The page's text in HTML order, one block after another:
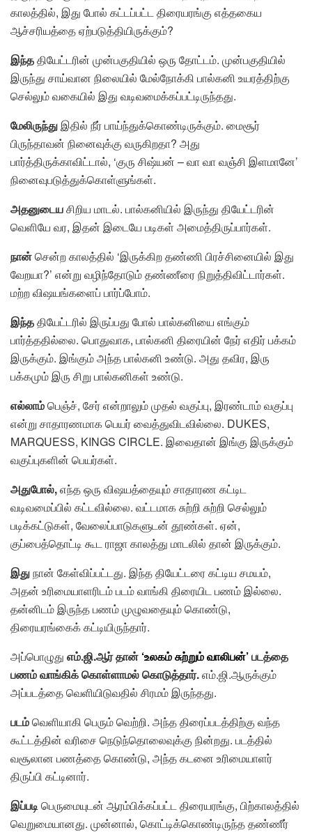
காலத்தில், இது போல் கட்டப்பட்ட திரையரங்கு எத்தகைய
ஆச்சரியத்தை ஏற்படுத்தியிருக்கும்?
இந்ததியேட்டரின் முன்பகுதியில் ஒரு தோட்டம். முன்பகுதியில்
இருந்து சாய்வான நிலையில் மேல்நோக்கி பால்கனி உயரத்திற்கு
செல்லும் வகையில் இது வடிவமைக்கப்பட்டிருந்தது.
மேலிருந்துஇதில் நீர் பாய்ந்துக்கொண்டிருக்கும். மைசூர்
பிருந்தாவன் நினைவுக்கு வருகிறதா? அது
பார்த்திருக்காவிட்டால், ‘குரு சிஷ்யன் – வா வா வஞ்சி இளமானே’
நினைவுபடுத்துக்கொள்ளுங்கள்.
அதனுடையசிறிய மாடல். பால்கனியில் இருந்து தியேட்டரின்
வெளியே வர, இதன் இடையே படிகள் அமைத்திருப்பார்கள்.
நான்சென்ற காலத்தில் ‘இருக்கிற தண்ணி பிரச்சினையில் இது
வேறயா?’ என்று வழிந்தோடும் தண்ணீரை நிறுத்திவிட்டார்கள்.
மற்ற விஷயங்களைப் பார்ப்போம்.
இந்ததியேட்டரில் இருப்பது போல் பால்கனியை எங்கும்
பார்த்ததில்லை. பொதுவாக, பால்கனி திரையின் நேர் எதிர் பக்கம்
இருக்கும். இங்கும் அந்த பால்கனி உண்டு. அது தவிர, இரு
பக்கமும் இரு சிறு பால்கனிகள் உண்டு.
எல்லாம்பெஞ்ச், சேர் என்றாலும் முதல் வகுப்பு, இரண்டாம் வகுப்பு
என்று சாதாரணமாக பெயர் வைத்துவிடவில்லை. DUKES,
MARQUESS, KINGS CIRCLE. இவைதான் இங்கு இருக்கும்
வகுப்புகளின் பெயர்கள்.
அதுபோல்,எந்த ஒரு விஷயத்தையும் சாதாரண கட்டிட
வடிவமைப்பில் கட்டவில்லை. வட்டமாக சுற்றி சுற்றி செல்லும்
படிக்கட்டுகள், வேலைப்பாடுகளுடன் தூண்கள். ஏன்,
குப்பைத்தொட்டி கூட ராஜா காலத்து மாடலில் தான் இருக்கும்.
இதுநான் கேள்விப்பட்டது. இந்த தியேட்டரை கட்டிய சமயம்,
அதன் உரிமையாளரிடம் படம் வாங்கி திரையிட பணம் இல்லை.
தன்னிடம் இருந்த பணம் முழுவதையும் கொண்டு,
திரையரங்கைக் கட்டியிருந்தார்.
அப்பொழுது எம்.ஜி.ஆர் தான் ‘உலகம் சுற்றும் வாலிபன்’படத்தை
பணம் வாங்கிக் கொள்ளாமல் கொடுத்தார்.எம்.ஜி.ஆருக்கும்
அப்படத்தை வெளியிடுவதில் சிரமம் இருந்தது.
படம்வெளியாகி பெரும் வெற்றி. அந்த திரைப்படத்திற்கு வந்த
கூட்டத்தின் வரிசை நெடுந்தொலைவுக்கு நின்றது. படத்தில்
வசூலான பணத்தை கொண்டு, அந்த கடனை உரிமையாளர்
திருப்பி கட்டினார்.
இப்படிபெருமையுடன் ஆரம்பிக்கப்பட்ட திரையரங்கு, பிற்காலத்தில்
வெறுமையானது. முன்னால், கொட்டிக்கொண்டிருந்த தண்ணீர்